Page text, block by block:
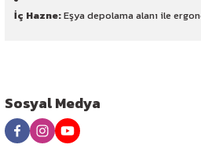
İç Hazne:Eşya depolama alanı ile
Sosyal Medya